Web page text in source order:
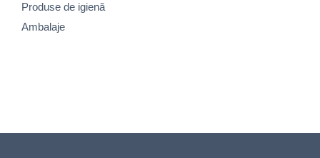
Produse de igienă
Ambalaje